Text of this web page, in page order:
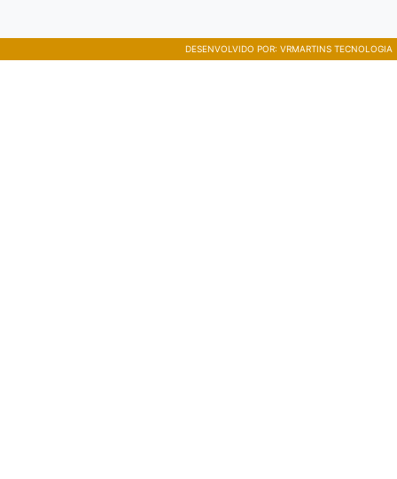
DESENVOLVIDO POR: VRMARTINS TECNOLOGIA